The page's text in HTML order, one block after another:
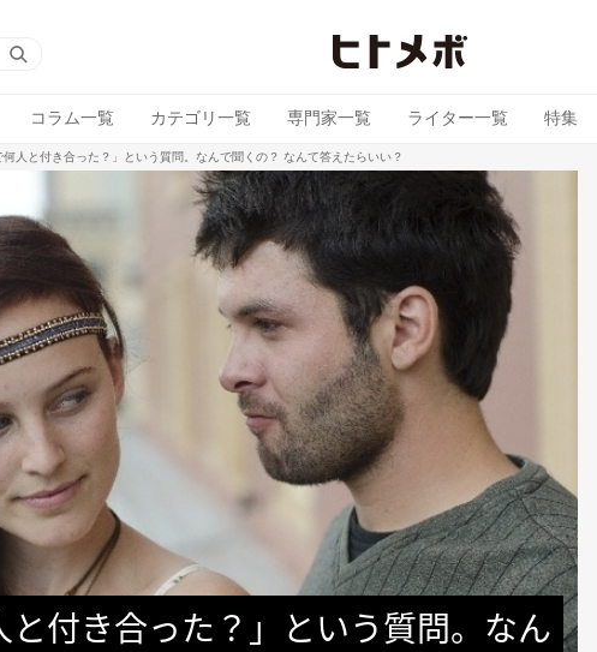
コラム一覧 カテゴリ一覧 専門家一覧 ライター一覧 特集
何人と付き合った？」という質問。なんで聞くの？ なんて答えたらいい？
と付き合った？」という質問。なん